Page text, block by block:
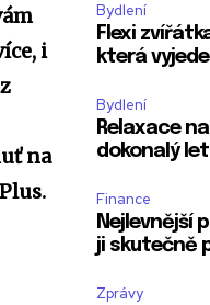
i
na
Bydlení
Flexi
která
Bydlení
Relaxace
dokonalý
Finance
Nejlevnější
ji skutečně
Zprávy